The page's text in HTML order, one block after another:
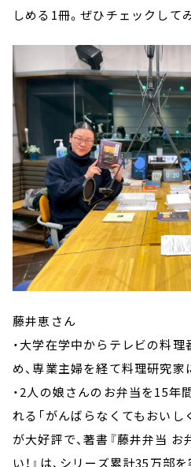
しめる1冊。ぜひチェックして
藤井恵さん
・大学在学中からテレビの料
め、専業主婦を経て料理研究家
・2人の娘さんのお弁当を15年
れる「がんばらなくてもおいし
が大好評で、著書『藤井弁当
い！』は、シリーズ累計35万部を